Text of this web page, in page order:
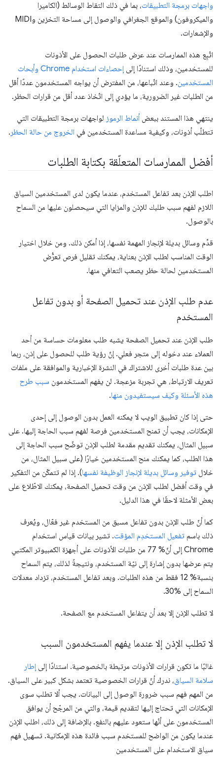
واجهات برمجة التطبيقات، بما في ذلك التقاط الوسائط (الكاميرا
والميكروفون) والموقع الجغرافي والوصول إلى مساحة التخزين وMIDI
والإشعارات.
اتّبِع هذه الممارسات عند عرض طلبات الحصول على الأذونات
للمستخدمين، وذلك استنادًا إلى
إحصاءات استخدام Chrome وأبحاث
المستخدمين. وعند اتّباعها، من المفترض أن يواجه المستخدمون عددًا أقل
من الطلبات غير الضرورية، ما يؤدي إلى اتّخاذ عدد أقل من قرارات الحظر.
ينتهي هذا المستند ببعض أنماط الرموز لواجهات برمجة التطبيقات التي
تتطلّب أذونات، وكيفية مساعدة المستخدمين في الخروج من حالة الحظر .
أفضل الممارسات المتعلّقة بكتابة الطلبات
اطلب الإذن بعد تفاعل المستخدم، عندما يكون لدى المستخدمين السياق
اللازم لفهم سبب طلبك للإذن والمزايا التي سيحصلون عليها من السماح
بالوصول.
قدِّم وسائل بديلة لإنجاز المهمة نفسها، إذا أمكن ذلك. ومن خلال اختيار
الوقت المناسب لطلب الإذن بعناية، يمكنك تقليل فرص تعرُّض
المستخدمين لحالة حظر يصعب التعافي منها.
عدم طلب الإذن عند تحميل الصفحة أو بدون تفاعل
المستخدم
طلب الإذن عند تحميل الصفحة يشبه طلب معلومات حساسة من أحد
العملاء عند دخوله إلى متجر فعلي. إنّ رؤية طلب للحصول على إذن، ربما
بين عدة طلبات أخرى للاشتراك في النشرة الإخبارية والموافقة على ملفات
تعريف الارتباط، هي تجربة مزعجة. لن يفهم المستخدمون سبب طرح
هذه الأسئلة وكيف سيستفيدون منها.
حتى إذا كان تطبيق الويب لا يمكنه العمل بدون الوصول إلى إحدى
الإمكانات، يجب أن تمنح المستخدمين فرصة لفهم سبب الحاجة إليها. على
سبيل المثال، يمكنك تقديم مقدمة لطلب الإذن توضّح سبب الحاجة إلى
هذا الطلب، كما يمكنك منح المستخدمين خيارًا (على سبيل المثال، من
خلال توفير وسائل بديلة لإنجاز الوظيفة نفسها). إذا لم تتمكّن من التفكير
في وقت أفضل لطلب الإذن من وقت تحميل الصفحة، يمكنك الاطّلاع على
بعض الأمثلة لاحقًا في هذا الدليل.
كما أنّ طلب الإذن بدون تفاعل مسبق من المستخدم غير فعّال، ويُعرف
ذلك باسم تفعيل المستخدِم المؤقت. تشير بيانات قياس استخدام
Chrome إلى أنّ% 77 من طلبات الأذونات على أجهزة الكمبيوتر المكتبي
يتم عرضها بدون إشارة إلى نيّة المستخدم، ونتيجةً لذلك، يتم السماح
بنسبة% 12 فقط من هذه الطلبات. وبعد تفاعل المستخدم، تزداد معدلات
السماح إلى %30.
لا تطلب الإذن إلا بعد أن يتفاعل المستخدم مع الصفحة.
لا تطلب الإذن إلا عندما يفهم المستخدمون السبب
غالبًا ما تكون قرارات الأذونات مرتبطة بالخصوصية. استنادًا إلى إطار
سلامة السياق، ندرك أنّ قرارات الخصوصية تعتمد بشكل كبير على السياق.
من المهم فهم سبب ضرورة الوصول إلى البيانات. يجب ألا تطلب سوى
الإمكانات التي تحتاج إليها لتقديم قيمة، والتي من المرجّح أن يوافق
المستخدمون على أنّها ستعود عليهم بالنفع. بالإضافة إلى ذلك، اطلب الإذن
عندما يكون من الواضح للمستخدم سبب فائدة هذه الإمكانية. تسهيل فهم
سياق الاستخدام على المستخدمين